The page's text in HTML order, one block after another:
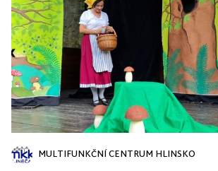
MULTIFUNKČNÍ CENTRUM HLINSKO